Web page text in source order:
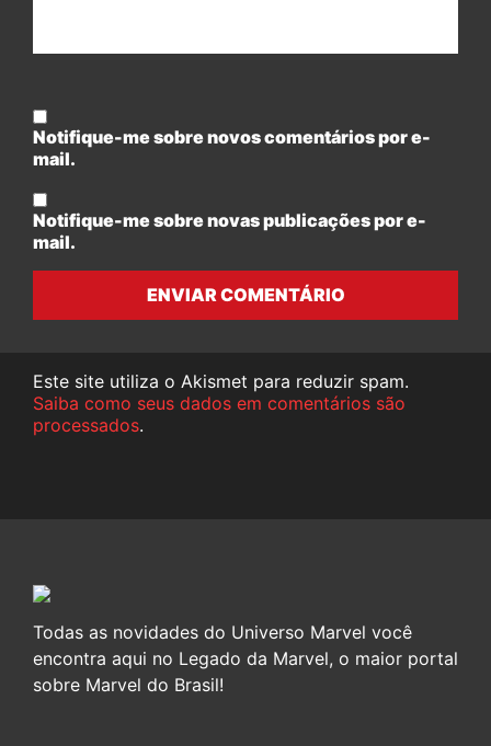
Notifique-me sobre novos comentários por e-
mail.
Notifique-me sobre novas publicações por e-
mail.
ENVIAR COMENTÁRIO
Este site utiliza o Akismet para reduzir spam.
Saiba como seus dados em comentários são
processados.
Todas as novidades do Universo Marvel você
encontra aqui no Legado da Marvel, o maior portal
sobre Marvel do Brasil!